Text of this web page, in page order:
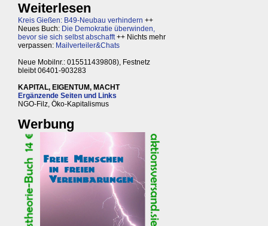
Weiterlesen
Kreis Gießen: B49-Neubau verhindern ++
Neues Buch: Die Demokratie überwinden,
bevor sie sich selbst abschafft++ Nichts mehr
verpassen: Mailverteiler&Chats
Neue Mobilnr.: 015511439808), Festnetz
bleibt 06401-903283
KAPITAL, EIGENTUM, MACHT
Ergänzende Seiten und Links
NGO-Filz, Öko-Kapitalismus
Werbung